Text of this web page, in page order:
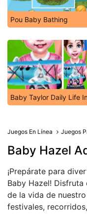
Pou Baby Bathing
Baby Taylor Daily Life
Juegos En Línea Juegos
Baby Hazel
¡Prepárate para
Baby Hazel!
de la vida de
festivales,